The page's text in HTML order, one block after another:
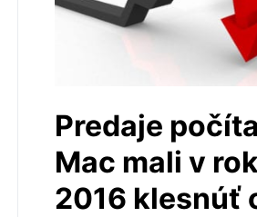
Predaje
Mac mali v
2016 klesnúť